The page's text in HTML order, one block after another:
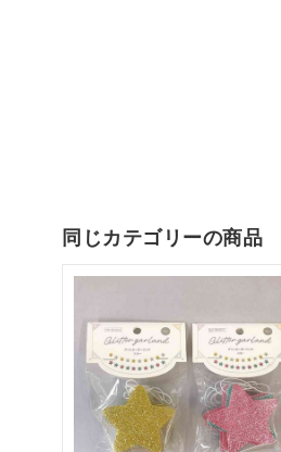
同じカテゴリーの商品